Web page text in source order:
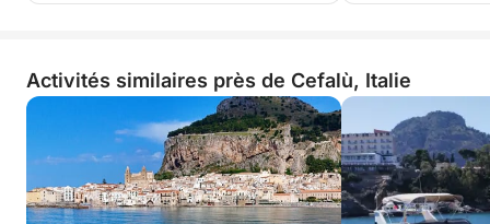
Activités similaires près de Cefalù, Italie